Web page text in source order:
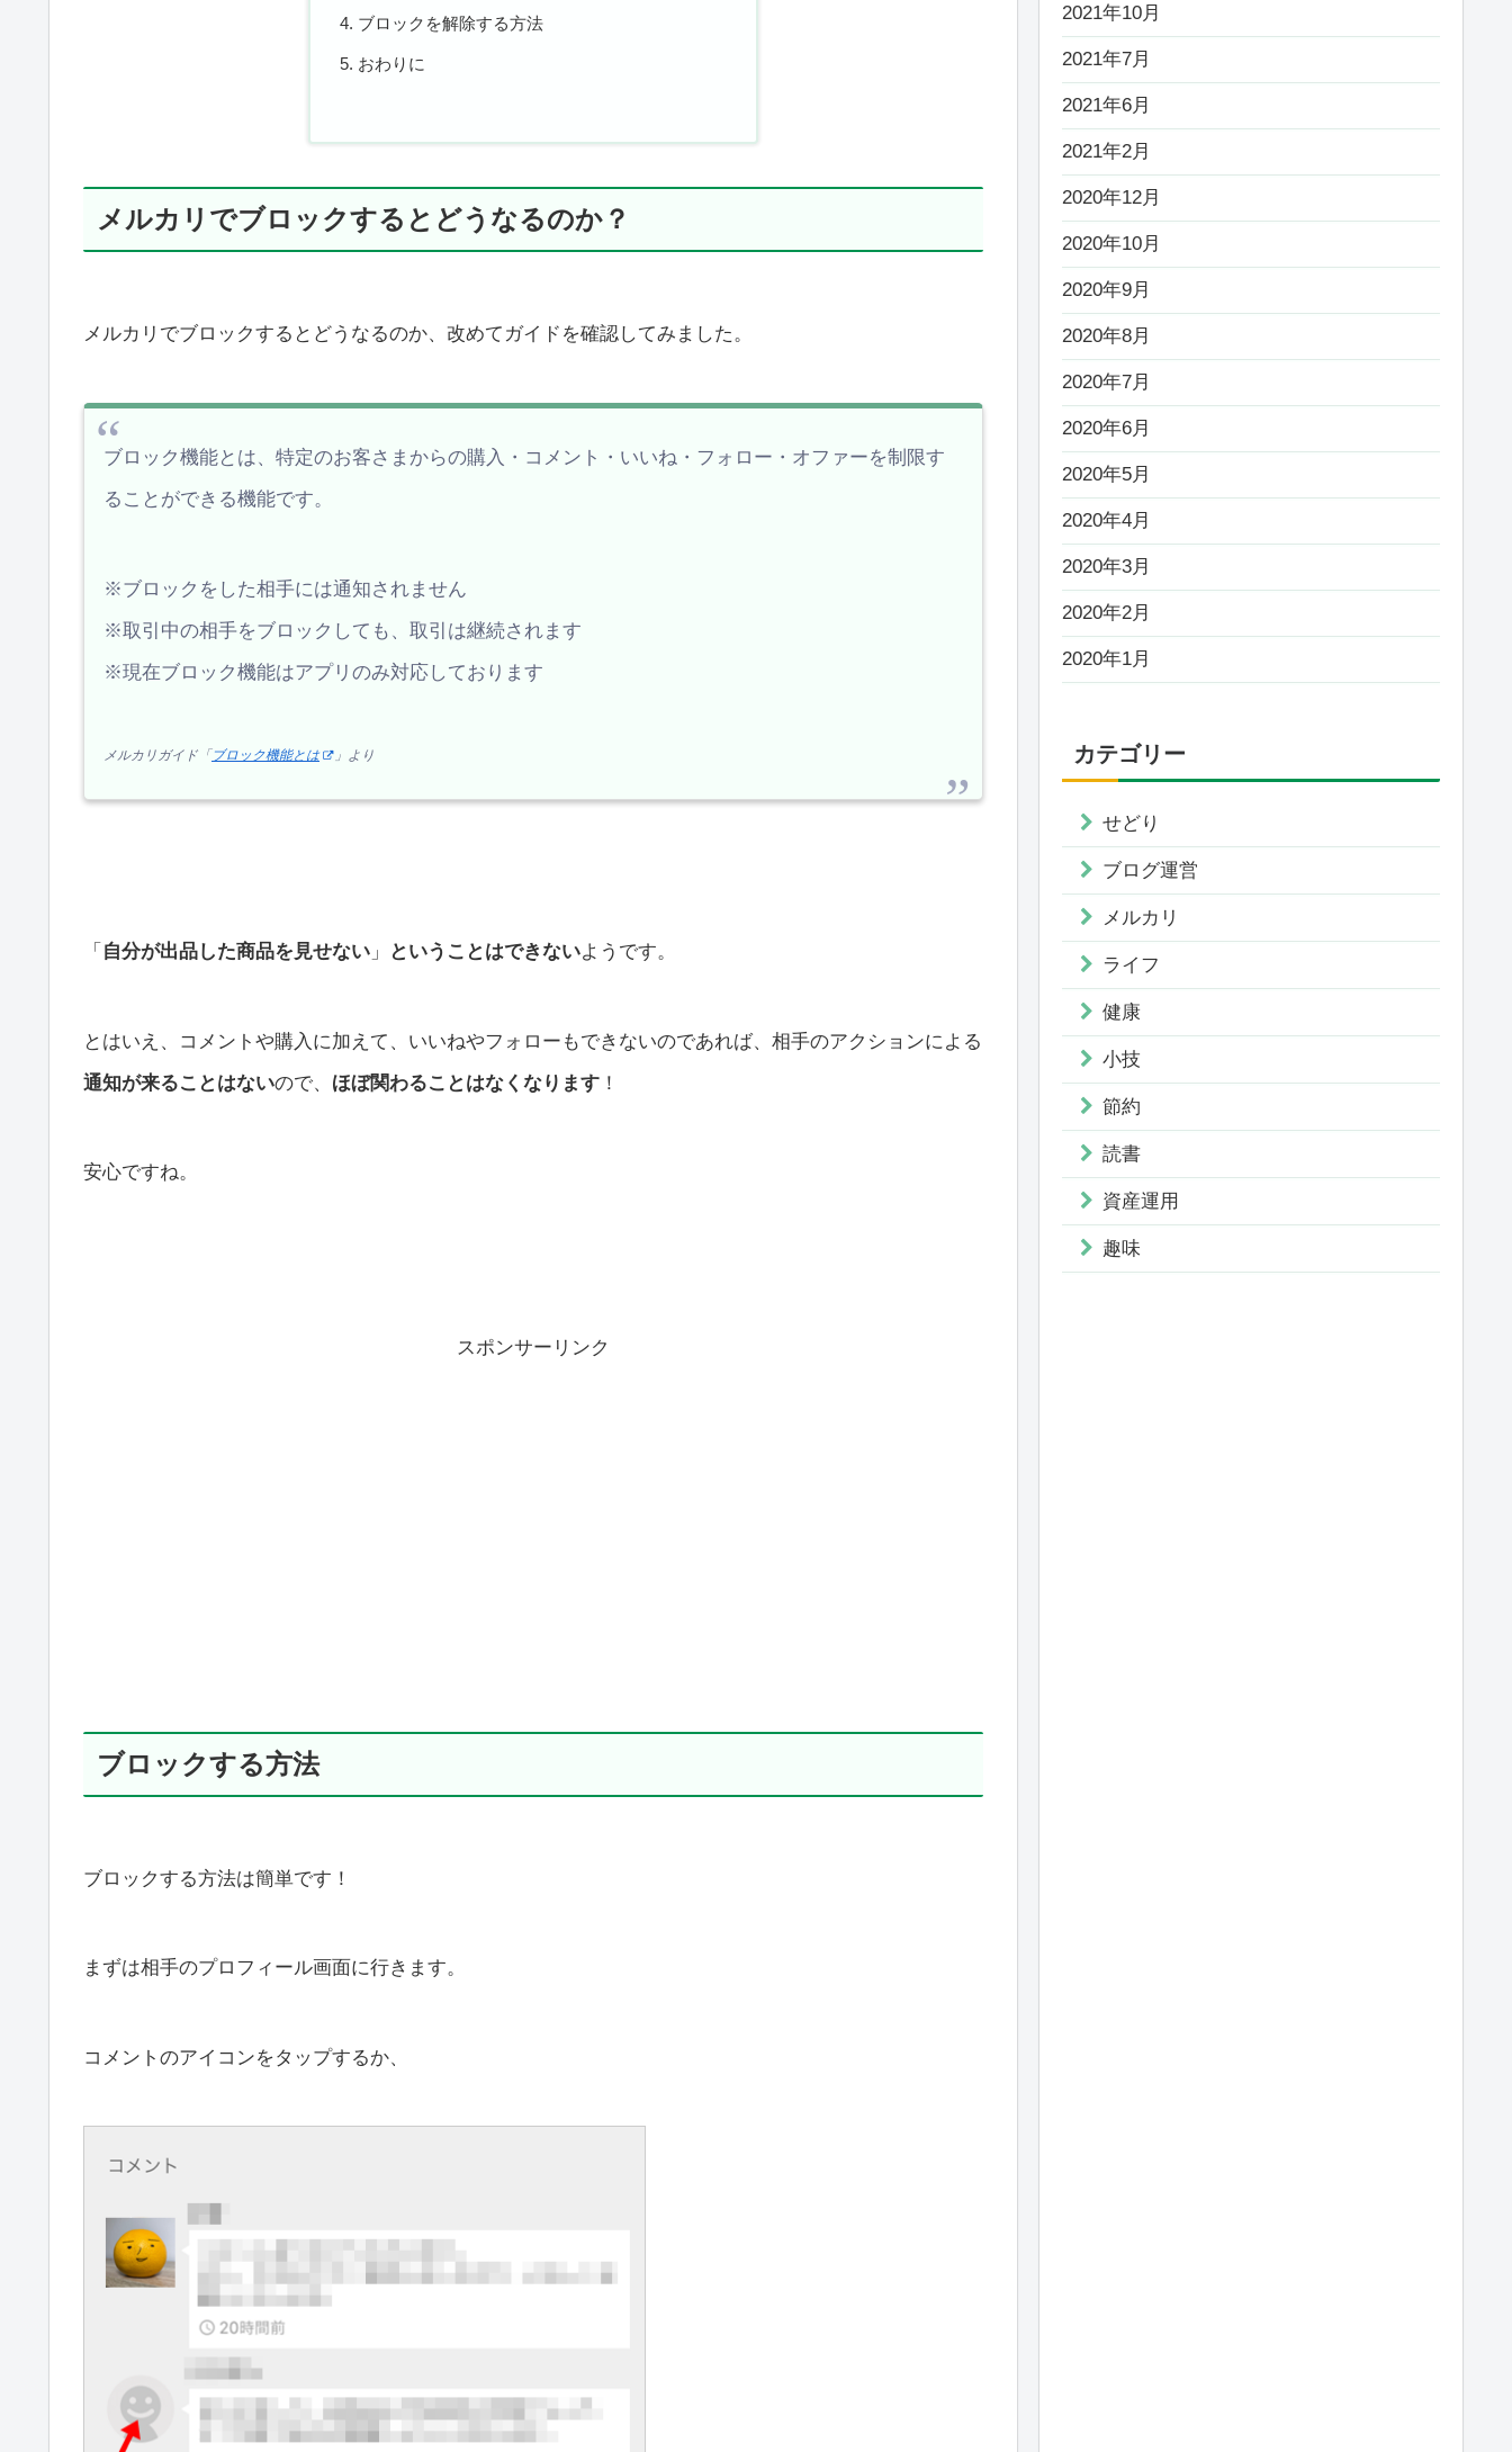
ブロックを解除する方法
おわりに
メルカリでブロックするとどうなるのか？
メルカリでブロックするとどうなるのか、改めてガイドを確認してみました。
ブロック機能とは、特定のお客さまからの購入・コメント・いいね・フォロー・オファーを制限す
ることができる機能です。
※ブロックをした相手には通知されません
※取引中の相手をブロックしても、取引は継続されます
※現在ブロック機能はアプリのみ対応しております
メルカリガイド「 ブロック機能とは 」より
「 自分が出品した商品を見せない 」 ということはできないようです。
とはいえ、コメントや購入に加えて、いいねやフォローもできないのであれば、相手のアクションによる
通知が来ることはないので、 ほぼ関わることはなくなります ！
安心ですね。
スポンサーリンク
ブロックする方法
ブロックする方法は簡単です！
まずは相手のプロフィール画面に行きます。
コメントのアイコンをタップするか、
2021年10月
2021年7月
2021年6月
2021年2月
2020年12月
2020年10月
2020年9月
2020年8月
2020年7月
2020年6月
2020年5月
2020年4月
2020年3月
2020年2月
2020年1月
カテゴリー
せどり
ブログ運営
メルカリ
ライフ
健康
小技
節約
読書
資産運用
趣味